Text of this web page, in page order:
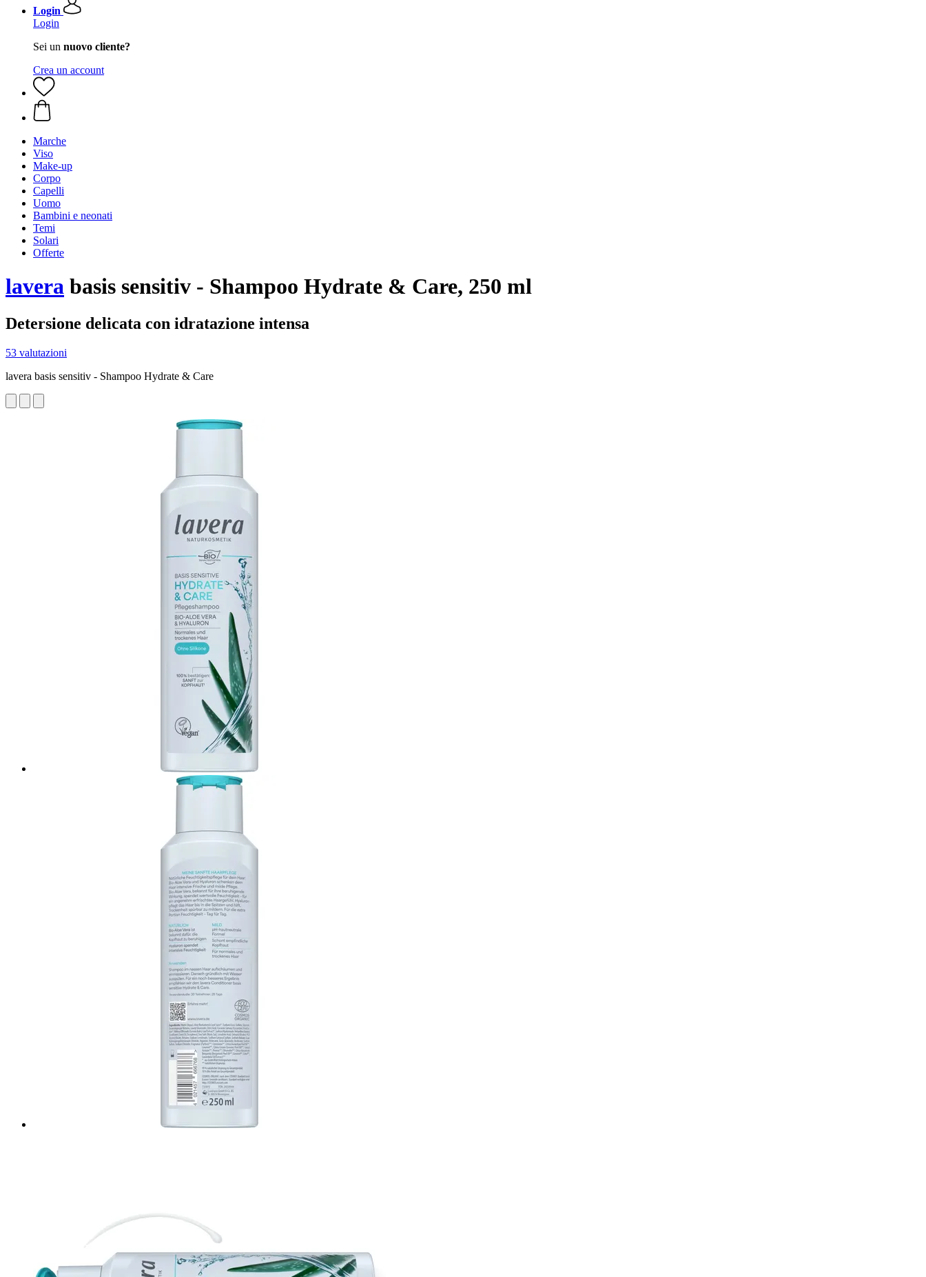
Login
Login
Sei un nuovo cliente?
Crea un account
Marche
Viso
Make-up
Corpo
Capelli
Uomo
Bambini e neonati
Temi
Solari
Offerte
lavera basis sensitiv - Shampoo Hydrate & Care, 250 ml
Detersione delicata con idratazione intensa
53 valutazioni
lavera basis sensitiv - Shampoo Hydrate & Care